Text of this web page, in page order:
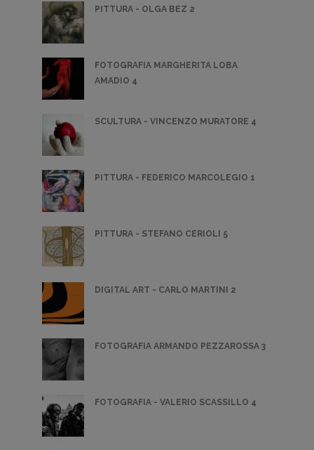
PITTURA - OLGA BEZ 2
FOTOGRAFIA MARGHERITA LOBA
AMADIO 4
SCULTURA - VINCENZO MURATORE 4
PITTURA - FEDERICO MARCOLEGIO 1
PITTURA - STEFANO CERIOLI 5
DIGITAL ART - CARLO MARTINI 2
FOTOGRAFIA ARMANDO PEZZAROSSA 3
FOTOGRAFIA - VALERIO SCASSILLO 4